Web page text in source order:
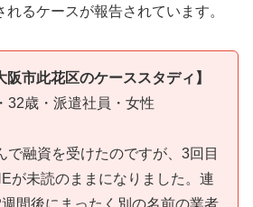
るケースが報告されています。
市此花区のケーススタディ】
32歳・派遣社員・女性
で融資を受けたのですが、3回目
が未読のままになりました。連